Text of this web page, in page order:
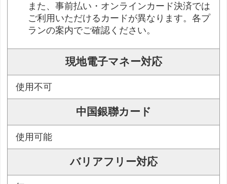
また、事前払い・オンラインカード決済では
ご利用いただけるカードが異なります。各プ
ランの案内でご確認ください。
現地電子マネー対応
使用不可
中国銀聯カード
使用可能
バリアフリー対応